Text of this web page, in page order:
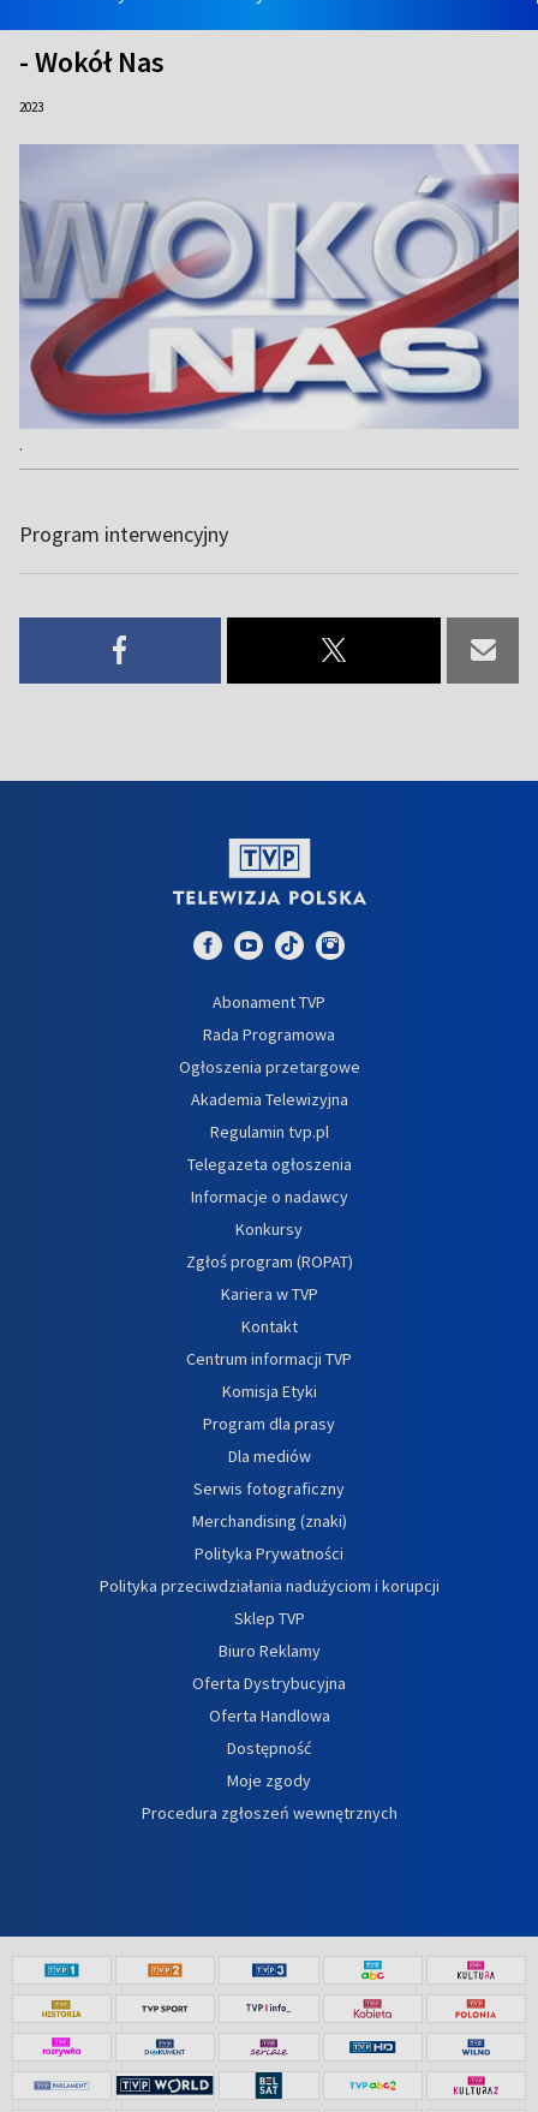
- Wokół Nas
2023
.
Program interwencyjny
Abonament TVP
Rada Programowa
Ogłoszenia przetargowe
Akademia Telewizyjna
Regulamin tvp.pl
Telegazeta ogłoszenia
Informacje o nadawcy
Konkursy
Zgłoś program (ROPAT)
Kariera w TVP
Kontakt
Centrum informacji TVP
Komisja Etyki
Program dla prasy
Dla mediów
Serwis fotograficzny
Merchandising (znaki)
Polityka Prywatności
Polityka przeciwdziałania nadużyciom i korupcji
Sklep TVP
Biuro Reklamy
Oferta Dystrybucyjna
Oferta Handlowa
Dostępność
Moje zgody
Procedura zgłoszeń wewnętrznych